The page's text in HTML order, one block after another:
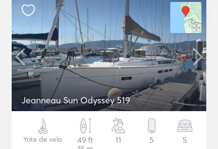
Jeanneau Sun Odyssey 519
Yate de vela
49 ft
11 5 5